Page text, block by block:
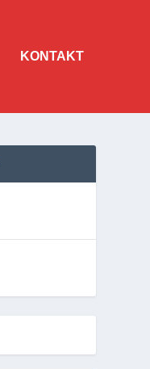
KONTAKT